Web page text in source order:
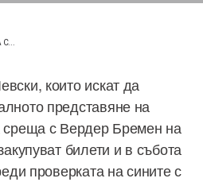
С...
които искат да
представяне на
среща с Вердер Бремен на
билети и в събота
проверката на сините с